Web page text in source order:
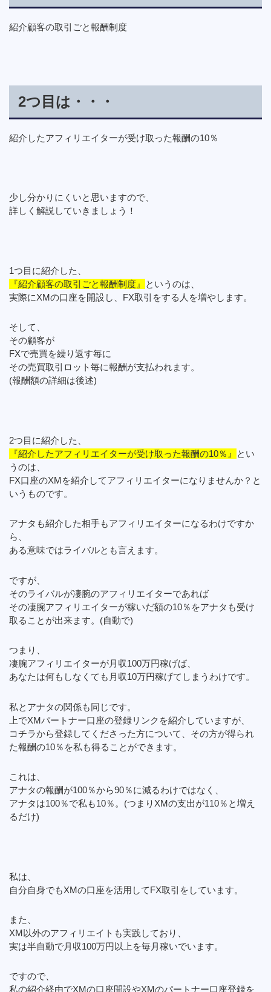
紹介顧客の取引ごと報酬制度
2つ目は・・・
紹介したアフィリエイターが受け取った報酬の10％
少し分かりにくいと思いますので、
詳しく解説していきましょう！
1つ目に紹介した、
『紹介顧客の取引ごと報酬制度』
というのは、
実際にXMの口座を開設し、FX取引をする人を増やします。
そして、
その顧客が
FXで売買を繰り返す毎に
その売買取引ロット毎に報酬が支払われます。
(報酬額の詳細は後述)
2つ目に紹介した、
『紹介したアフィリエイターが受け取った報酬の10％』
とい
うのは、
FX口座のXMを紹介してアフィリエイターになりませんか？と
いうものです。
アナタも紹介した相手もアフィリエイターになるわけですか
ら、
ある意味ではライバルとも言えます。
ですが、
そのライバルが凄腕のアフィリエイターであれば
その凄腕アフィリエイターが稼いだ額の10％をアナタも受け
取ることが出来ます。(自動で)
つまり、
凄腕アフィリエイターが月収100万円稼げば、
あなたは何もしなくても月収10万円稼げてしまうわけです。
私とアナタの関係も同じです。
上でXMパートナー口座の登録リンクを紹介していますが、
コチラから登録してくださった方について、その方が得られ
た報酬の10％を私も得ることができます。
これは、
アナタの報酬が100％から90％に減るわけではなく、
アナタは100％で私も10％。(つまりXMの支出が110％と増え
るだけ)
私は、
自分自身でもXMの口座を活用してFX取引をしています。
また、
XM以外のアフィリエイトも実践しており、
実は半自動で月収100万円以上を毎月稼いでいます。
ですので、
私の紹介経由でXMの口座開設やXMのパートナー口座登録を